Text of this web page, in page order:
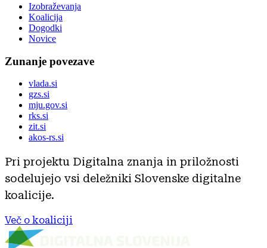
Izobraževanja
Koalicija
Dogodki
Novice
Zunanje povezave
vlada.si
gzs.si
mju.gov.si
rks.si
zit.si
akos-rs.si
Pri projektu Digitalna znanja in priložnosti
sodelujejo vsi deležniki Slovenske digitalne
koalicije.
Več o koaliciji